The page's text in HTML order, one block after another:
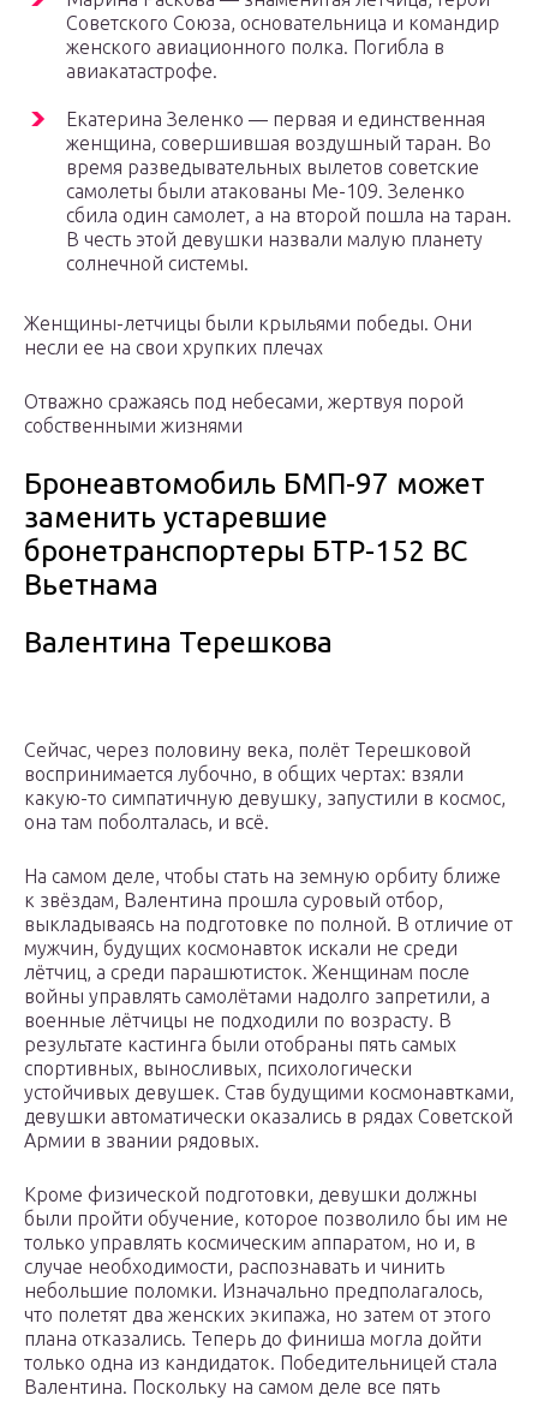
Советского Союза, основательница и командир
женского авиационного полка. Погибла в
авиакатастрофе.
Екатерина Зеленко — первая и единственная
женщина, совершившая воздушный таран. Во
время разведывательных вылетов советские
самолеты были атакованы Ме-109. Зеленко
сбила один самолет, а на второй пошла на таран.
В честь этой девушки назвали малую планету
солнечной системы.
Женщины-летчицы были крыльями победы. Они
несли ее на свои хрупких плечах
Отважно сражаясь под небесами, жертвуя порой
собственными жизнями
Бронеавтомобиль БМП-97 может
заменить устаревшие
бронетранспортеры БТР-152 ВС
Вьетнама
Валентина Терешкова
Сейчас, через половину века, полёт Терешковой
воспринимается лубочно, в общих чертах: взяли
какую-то симпатичную девушку, запустили в космос,
она там поболталась, и всё.
На самом деле, чтобы стать на земную орбиту ближе
к звёздам, Валентина прошла суровый отбор,
выкладываясь на подготовке по полной. В отличие от
мужчин, будущих космонавток искали не среди
лётчиц, а среди парашютисток. Женщинам после
войны управлять самолётами надолго запретили, а
военные лётчицы не подходили по возрасту. В
результате кастинга были отобраны пять самых
спортивных, выносливых, психологически
устойчивых девушек. Став будущими космонавтками,
девушки автоматически оказались в рядах Советской
Армии в звании рядовых.
Кроме физической подготовки, девушки должны
были пройти обучение, которое позволило бы им не
только управлять космическим аппаратом, но и, в
случае необходимости, распознавать и чинить
небольшие поломки. Изначально предполагалось,
что полетят два женских экипажа, но затем от этого
плана отказались. Теперь до финиша могла дойти
только одна из кандидаток. Победительницей стала
Валентина. Поскольку на самом деле все пять